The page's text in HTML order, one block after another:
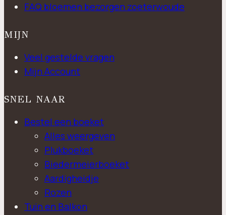
FAQ bloemen bezorgen zoeterwoude
MIJN
Veel gestelde vragen
Mijn Account
SNEL NAAR
Bestel een boeket
Alles weergeven
Plukboeket
Biedermeierboeket
Aardigheidje
Rozen
Tuin en Balkon